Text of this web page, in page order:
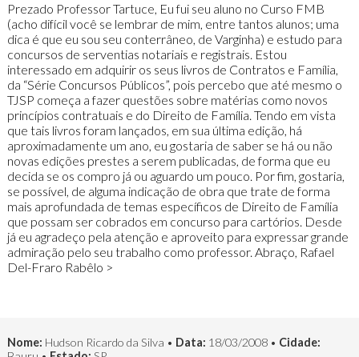
Prezado Professor Tartuce, Eu fui seu aluno no Curso FMB
(acho difícil você se lembrar de mim, entre tantos alunos; uma
dica é que eu sou seu conterrâneo, de Varginha) e estudo para
concursos de serventias notariais e registrais. Estou
interessado em adquirir os seus livros de Contratos e Família,
da “Série Concursos Públicos”, pois percebo que até mesmo o
TJSP começa a fazer questões sobre matérias como novos
princípios contratuais e do Direito de Família. Tendo em vista
que tais livros foram lançados, em sua última edição, há
aproximadamente um ano, eu gostaria de saber se há ou não
novas edições prestes a serem publicadas, de forma que eu
decida se os compro já ou aguardo um pouco. Por fim, gostaria,
se possível, de alguma indicação de obra que trate de forma
mais aprofundada de temas específicos de Direito de Família
que possam ser cobrados em concurso para cartórios. Desde
já eu agradeço pela atenção e aproveito para expressar grande
admiração pelo seu trabalho como professor. Abraço, Rafael
Del-Fraro Rabêlo >
Nome: Hudson Ricardo da Silva • Data: 18/03/2008 • Cidade: